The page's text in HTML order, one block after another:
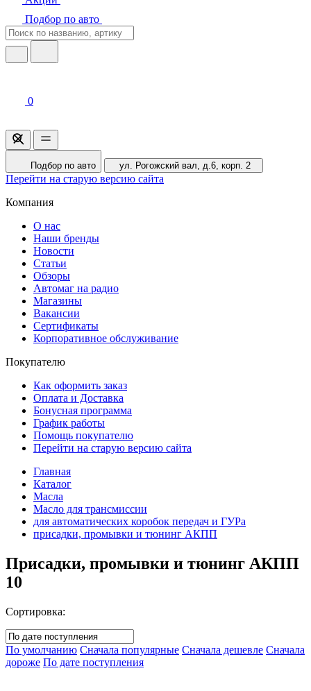
Подбор по авто
0
Подбор по авто ул. Рогожский вал, д.6, корп. 2
Перейти на старую версию сайта
Компания
О нас
Наши бренды
Новости
Статьи
Обзоры
Автомаг на радио
Магазины
Вакансии
Сертификаты
Корпоративное обслуживание
Покупателю
Как оформить заказ
Оплата и Доставка
Бонусная программа
График работы
Помощь покупателю
Перейти на старую версию сайта
Главная
Каталог
Масла
Масло для трансмиссии
для автоматических коробок передач и ГУРа
присадки, промывки и тюнинг АКПП
Присадки, промывки и тюнинг АКПП
10
Сортировка:
По умолчанию Сначала популярные Сначала дешевле Сначала
дороже По дате поступления